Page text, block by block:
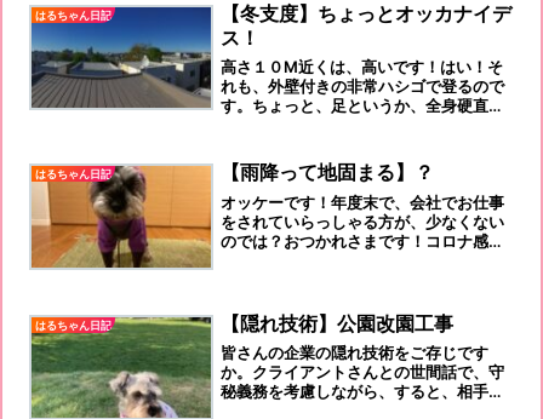
はるちゃん日記
【冬支度】ちょっとオッカナイデ
ス！
高さ１０Ⅿ近くは、高いです！はい！そ
れも、外壁付きの非常ハシゴで登るので
す。ちょっと、足というか、全身硬直
はるちゃん日記 【雨降って地固まる】？
オッケーです！年度末で、会社でお仕事
をされていらっしゃる方が、少なくない
のでは？おつかれさまです！コロナ感染
ましょうね。【雨降って地固まる】？雨
です札幌も、「雨」です！溺愛犬「はる
ちゃん」はカッパが嫌いです。着せる
と、いつも、固まっています。動きませ
ん。笑！違和感先日も掲載しましたが、
はるちゃん日記 【隠れ技術】公園改園工事
皆さんの企業の隠れ技術をご存じです
か。クライアントさんとの世間話で、守
秘義務を考慮しながら、すると、相手は